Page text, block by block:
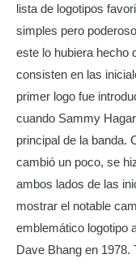
lista de logotipos
simples pero
este lo hubiera hecho
consisten en las
primer logo fue
cuando Sammy
principal de la banda.
cambió un poco, se
ambos lados de las
mostrar el notable
emblemático logotipo
Dave Bhang en 1978.